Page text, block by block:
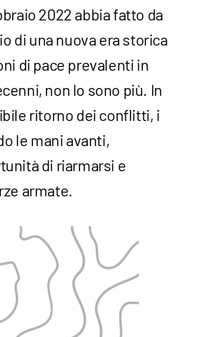
2022 abbia fatto da
di una nuova era storica
di pace prevalenti in
non lo sono più. In
ritorno dei conflitti, i
le mani avanti,
di riarmarsi e
armate.